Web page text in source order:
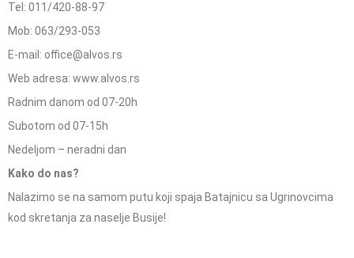
Tel: 011/420-88-97
Mob: 063/293-053
E-mail: office@alvos.rs
Web adresa: www.alvos.rs
Radnim danom od 07-20h
Subotom od 07-15h
Nedeljom – neradni dan
Kako do nas?
Nalazimo se na samom putu koji spaja Batajnicu sa Ugrinovcima
kod skretanja za naselje Busije!